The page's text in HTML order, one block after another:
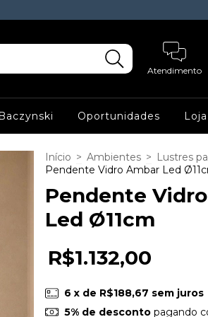
Atendimento
Oportunidades
Início > Ambientes > Lustres
Pendente Vidro Ambar Led
Pendente
Led Ø11cm
R$1.132,00
6 x de R$188,67 sem juros
5% de descontopagando